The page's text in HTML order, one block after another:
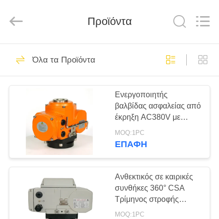
ΣΠΊΤΙ
ΠΡΟΪΌΝΤΑ
ΕΜΦΆΝΙΣΗ
ΠΕΡΊΠΟΥ
ΕΜΕΊΣ
ΓΎΡΟΣ
Limited.
Τρίμηνος στροφής
Ενεργοποιητής
Ενεργοποιητής
πολλαπλών
27
Προϊόντα
Όλα τα Προϊόντα
Ενεργοποιητής
βαλβίδας ασφαλείας από
έκρηξη AC380V με
διαμόρφωση 50Nm
MOQ:1PC
ΕΠΑΦΉ
Ανθεκτικός σε καιρικές
συνθήκες 360° CSA
Τρίμηνος στροφής
Ηλεκτρικός
MOQ:1PC